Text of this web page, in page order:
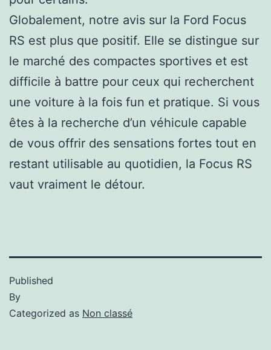
Globalement, notre avis sur la Ford Focus
RS est plus que positif. Elle se distingue sur
le marché des compactes sportives et est
difficile à battre pour ceux qui recherchent
une voiture à la fois fun et pratique. Si vous
êtes à la recherche d’un véhicule capable
de vous offrir des sensations fortes tout en
restant utilisable au quotidien, la Focus RS
vaut vraiment le détour.
Published
By
Categorized as Non classé